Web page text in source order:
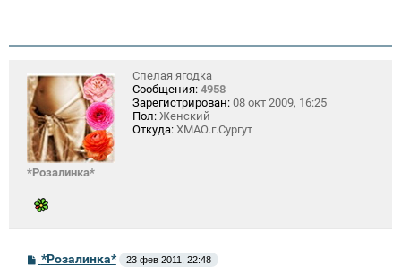
*Розалинка*
Спелая ягодка
Сообщения: 4958
Зарегистрирован: 08 окт 2009, 16:25
Пол: Женский
Откуда: ХМАО.г.Сургут
С*Розалинка* 23 фев 2011, 22:48